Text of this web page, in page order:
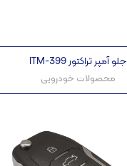
جلو آمپر تراکتور ITM-399
محصولات خودرویی